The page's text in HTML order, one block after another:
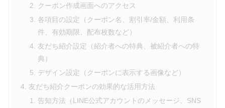
クーポン作成画面へのアクセス
各項目の設定（クーポン名、割引率/金額、利用条
件、有効期限、配布枚数など）
友だち紹介設定（紹介者への特典、被紹介者への特
典）
デザイン設定（クーポンに表示する画像など）
友だち紹介クーポンの効果的な活用方法
告知方法（LINE公式アカウントのメッセージ、SNS